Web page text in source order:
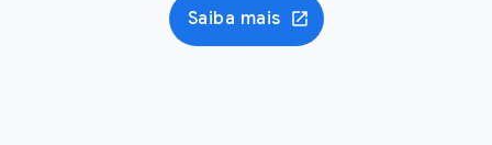
Saiba mais